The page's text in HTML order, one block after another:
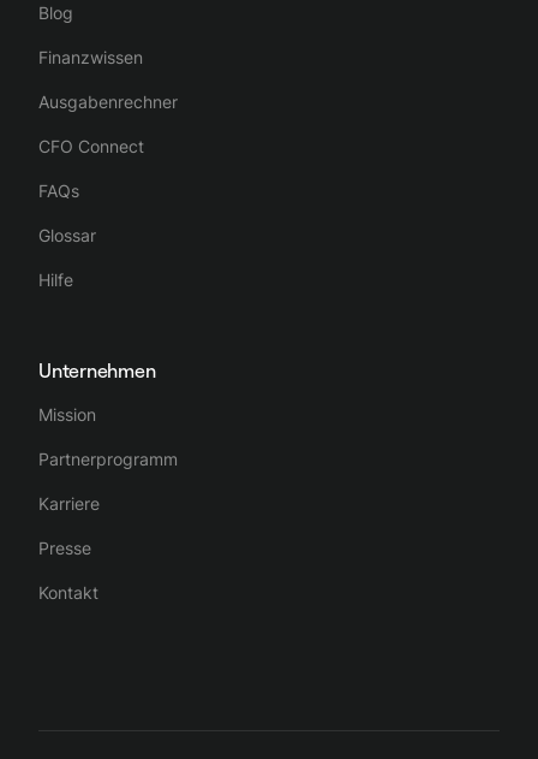
Blog
Finanzwissen
Ausgabenrechner
CFO Connect
FAQs
Glossar
Hilfe
Unternehmen
Mission
Partnerprogramm
Karriere
Presse
Kontakt